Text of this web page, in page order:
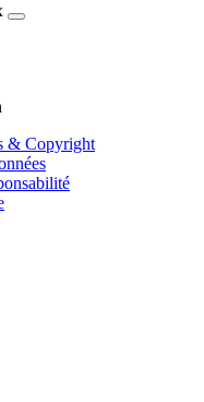
& Copyright